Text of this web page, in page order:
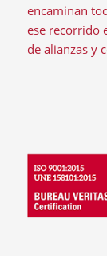
encaminan
ese recorrido
de alianzas y